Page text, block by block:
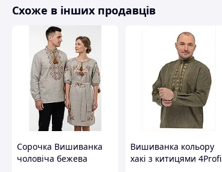
Схоже в інших продавців
Сорочка Вишиванка
чоловіча бежева
Вишиванка кольору
хакі з китицями 4Profi